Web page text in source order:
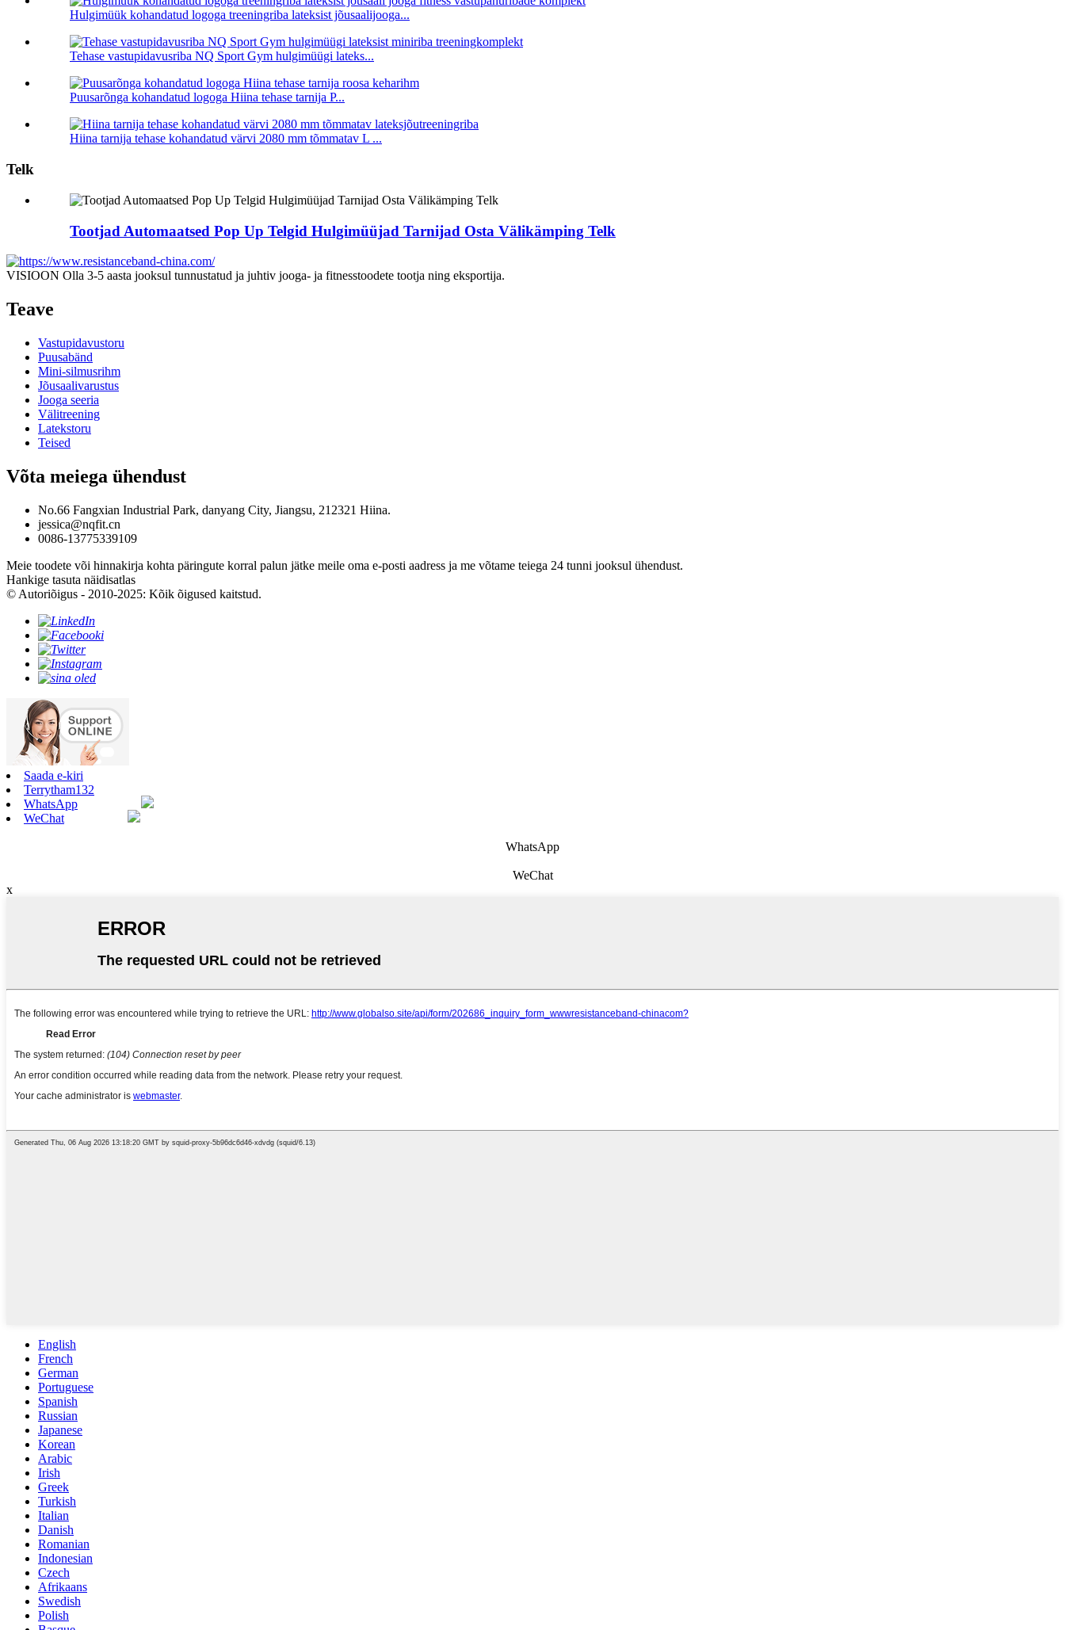
Hulgimüük kohandatud logoga treeningriba lateksist jõusaalijooga...
Tehase vastupidavusriba NQ Sport Gym hulgimüügi lateks...
Puusarõnga kohandatud logoga Hiina tehase tarnija P...
Hiina tarnija tehase kohandatud värvi 2080 mm tõmmatav L ...
Telk
Tootjad Automaatsed Pop Up Telgid Hulgimüüjad Tarnijad Osta Välikämping Telk
VISIOON Olla 3-5 aasta jooksul tunnustatud ja juhtiv jooga- ja fitnesstoodete tootja ning eksportija.
Teave
Vastupidavustoru
Puusabänd
Mini-silmusrihm
Jõusaalivarustus
Jooga seeria
Välitreening
Latekstoru
Teised
Võta meiega ühendust
No.66 Fangxian Industrial Park, danyang City, Jiangsu, 212321 Hiina.
jessica@nqfit.cn
0086-13775339109
Meie toodete või hinnakirja kohta päringute korral palun jätke meile oma e-posti aadress ja me võtame teiega 24 tunni jooksul ühendust.
Hankige tasuta näidisatlas
© Autoriõigus - 2010-2025: Kõik õigused kaitstud.
Saada e-kiri
Terrytham132
WhatsApp
WeChat
WhatsApp
WeChat
x
English
French
German
Portuguese
Spanish
Russian
Japanese
Korean
Arabic
Irish
Greek
Turkish
Italian
Danish
Romanian
Indonesian
Czech
Afrikaans
Swedish
Polish